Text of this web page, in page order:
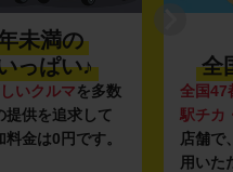
未満の
っぱい♪
いクルマを多数
提供を追求して
金は0円です。
全
全国47
駅チカ
店舗で
用いた